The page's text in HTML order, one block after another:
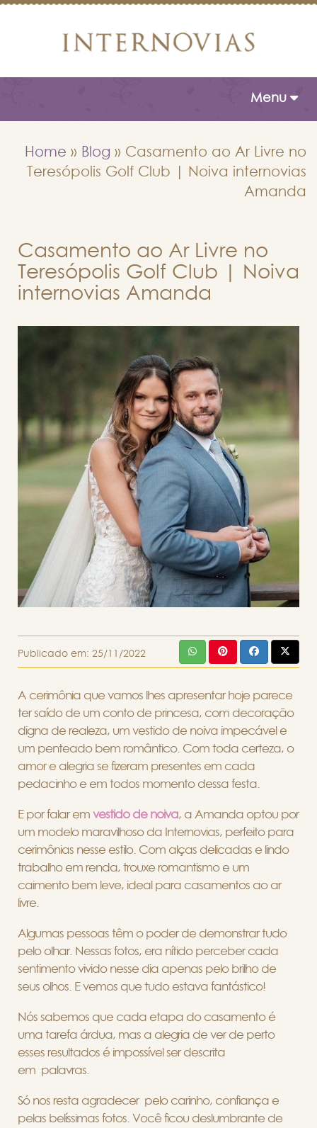
Toggle
Menu
Home » Blog » Casamento ao Ar Livre no
Teresópolis Golf Club | Noiva internovias
Amanda
Casamento ao Ar Livre no
Teresópolis Golf Club | Noiva
internovias Amanda
Publicado em: 25/11/2022
A cerimônia que vamos lhes apresentar hoje parece
ter saído de um conto de princesa, com decoração
digna de realeza, um vestido de noiva impecável e
um penteado bem romântico. Com toda certeza, o
amor e alegria se fizeram presentes em cada
pedacinho e em todos momento dessa festa.
E por falar em vestido de noiva, a Amanda optou por
um modelo maravilhoso da Internovias, perfeito para
cerimônias nesse estilo. Com alças delicadas e lindo
trabalho em renda, trouxe romantismo e um
caimento bem leve, ideal para casamentos ao ar
livre.
Algumas pessoas têm o poder de demonstrar tudo
pelo olhar. Nessas fotos, era nítido perceber cada
sentimento vivido nesse dia apenas pelo brilho de
seus olhos. E vemos que tudo estava fantástico!
Nós sabemos que cada etapa do casamento é
uma tarefa árdua, mas a alegria de ver de perto
esses resultados é impossível ser descrita
em palavras.
Só nos resta agradecer pelo carinho, confiança e
pelas belíssimas fotos. Você ficou deslumbrante de